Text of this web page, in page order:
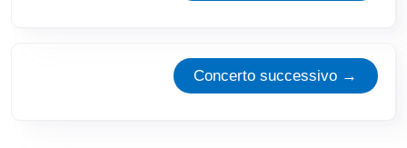
Concerto successivo →